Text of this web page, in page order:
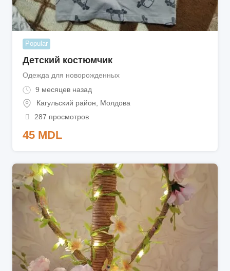
Popular
Детский костюмчик
Одежда для новорожденных
9 месяцев назад
Кагульский район
Молдова
287 просмотров
45 MDL